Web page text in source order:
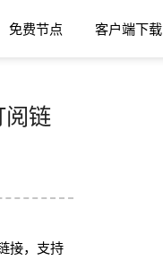
免费节点 客户端下载
链
接，支持